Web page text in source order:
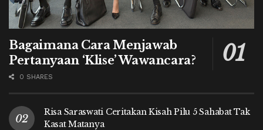
Bagaimana Cara Menjawab
Pertanyaan ‘Klise’ Wawancara?
0 SHARES
Risa Saraswati Ceritakan Kisah Pilu 5 Sahabat Tak
Kasat Matanya